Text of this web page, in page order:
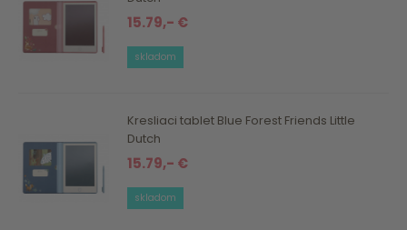
15.79,- €
skladom
Kresliaci tablet Blue Forest Friends Little
Dutch
15.79,- €
skladom